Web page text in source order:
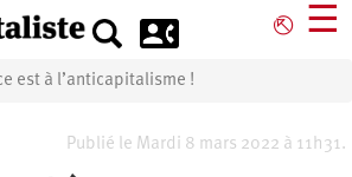
⎋ ☰
est à l’anticapitalisme !
Publié le Mardi 8 mars 2022 à 11h31.